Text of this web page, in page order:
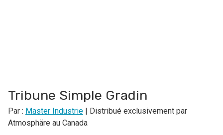
Tribune Simple Gradin
Par : Master Industrie | Distribué exclusivement par
Atmosphäre au Canada